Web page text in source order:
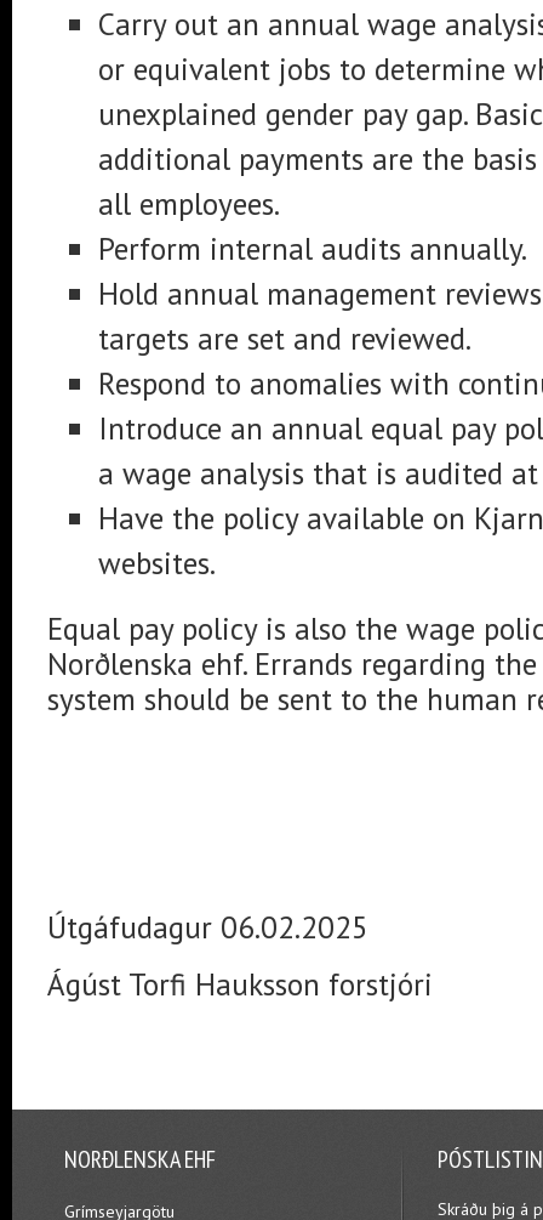
Carry out an annual wage
or equivalent jobs to determine
unexplained gender pay gap.
additional payments are the
all employees.
Perform internal audits annually.
Hold annual management
targets are set and reviewed.
Respond to anomalies with
Introduce an annual equal pay
a wage analysis that is audited
Have the policy available on
websites.
Equal pay policy is also the wage
Norðlenska ehf. Errands regarding
system should be sent to the human
Útgáfudagur 06.02.2025
Ágúst Torfi Hauksson forstjóri
NORÐLENSKA EHF
Grímseyjargötu
Skráðu þig á